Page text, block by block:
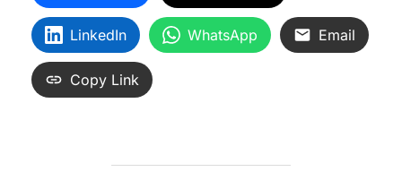
LinkedIn WhatsApp Email
Copy Link